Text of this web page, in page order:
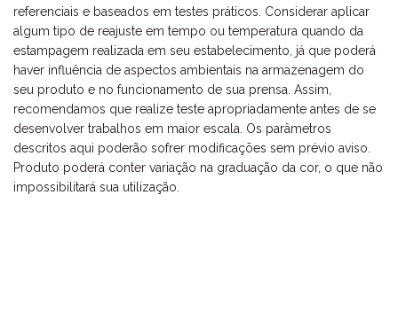
referenciais e baseados em testes práticos. Considerar aplicar
algum tipo de reajuste em tempo ou temperatura quando da
estampagem realizada em seu estabelecimento, já que poderá
haver influência de aspectos ambientais na armazenagem do
seu produto e no funcionamento de sua prensa. Assim,
recomendamos que realize teste apropriadamente antes de se
desenvolver trabalhos em maior escala. Os parâmetros
descritos aqui poderão sofrer modificações sem prévio aviso.
Produto poderá conter variação na graduação da cor, o que não
impossibilitará sua utilização.